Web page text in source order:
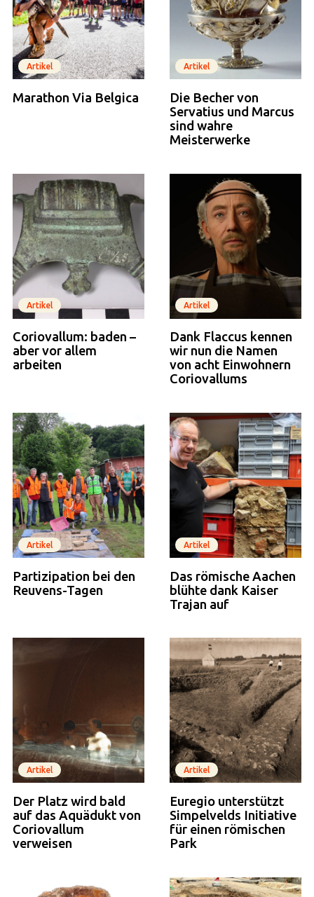
Artikel
Marathon Via Belgica
Artikel
Die Becher von
Servatius und Marcus
sind wahre
Meisterwerke
Artikel
Coriovallum: baden –
aber vor allem
arbeiten
Artikel
Dank Flaccus kennen
wir nun die Namen
von acht Einwohnern
Coriovallums
Artikel
Partizipation bei den
Reuvens-Tagen
Artikel
Das römische Aachen
blühte dank Kaiser
Trajan auf
Artikel
Der Platz wird bald
auf das Aquädukt von
Coriovallum
verweisen
Artikel
Euregio unterstützt
Simpelvelds Initiative
für einen römischen
Park